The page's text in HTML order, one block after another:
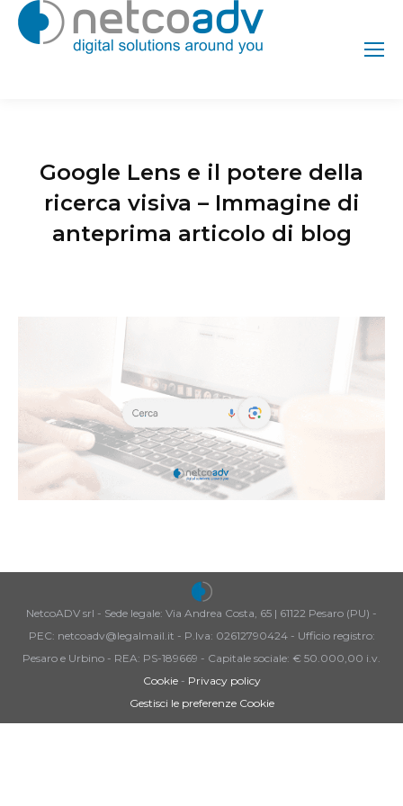
Google Lens e il potere della
ricerca visiva – Immagine di
anteprima articolo di blog
NetcoADV srl - Sede legale: Via Andrea Costa, 65 | 61122 Pesaro (PU) -
PEC: netcoadv@legalmail.it - P.Iva: 02612790424 - Ufficio registro:
Pesaro e Urbino - REA: PS-189669 - Capitale sociale: € 50.000,00 i.v.
Cookie- Privacy policy
Gestisci le preferenze Cookie